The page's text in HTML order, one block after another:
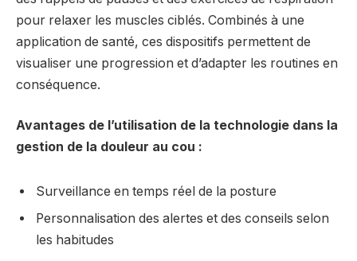
pour relaxer les muscles ciblés. Combinés à une
application de santé, ces dispositifs permettent de
visualiser une progression et d’adapter les routines en
conséquence.
Avantages de l’utilisation de la technologie dans la
gestion de la douleur au cou :
Surveillance en temps réel de la posture
Personnalisation des alertes et des conseils selon
les habitudes